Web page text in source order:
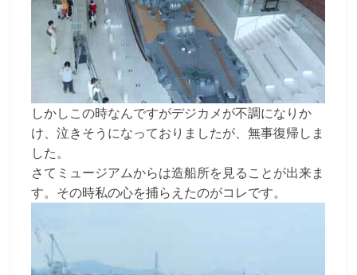
しかしこの時なんですがデジカメが不調になりか
け、泣きそうになっておりましたが、無事復帰しま
した。
さてミュージアムからは造船所を見ることが出来ま
す。その時私の心を捕らえたのがコレです。